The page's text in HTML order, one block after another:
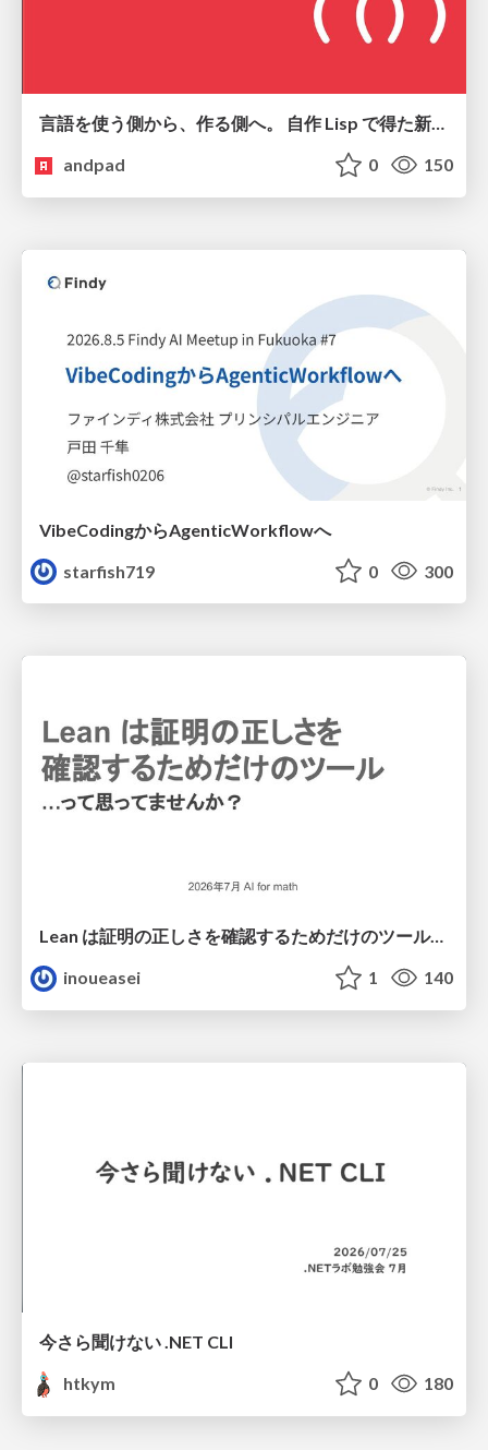
言語を使う側から、作る側へ。 自作 Lisp で得た新たな気づき。
andpad
0 150
VibeCodingからAgenticWorkflowへ
starfish719
0 300
Lean は証明の正しさを確認するためだけのツールって思ってませんか？
inoueasei
1 140
今さら聞けない .NET CLI
htkym
0 180